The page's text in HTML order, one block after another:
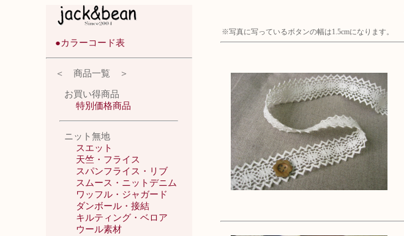
●カラーコード表
＜ 商品一覧 ＞
お買い得商品
特別価格商品
ニット無地
スエット
天竺・フライス
スパンフライス・リブ
スムース・ニットデニム
ワッフル・ジャガード
ダンボール・接結
キルティング・ベロア
ウール素材
※写真に写っているボタンの幅は1.5cmになります。